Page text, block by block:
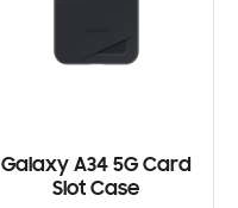
Galaxy A34 5G Card
Slot Case